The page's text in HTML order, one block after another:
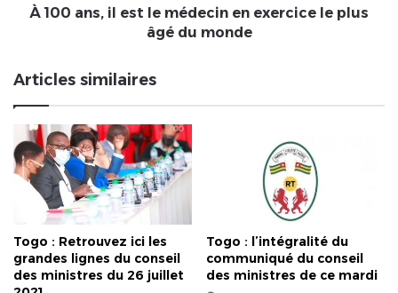
monde
À 100 ans, il est le médecin en exercice le plus
âgé du monde
Articles similaires
Togo : Retrouvez ici les
grandes lignes du conseil
des ministres du 26 juillet
Togo : l’intégralité du
communiqué du conseil
des ministres de ce mardi